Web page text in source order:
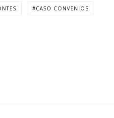
CASO CONVENIOS